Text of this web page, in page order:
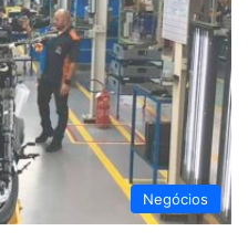
Negócios